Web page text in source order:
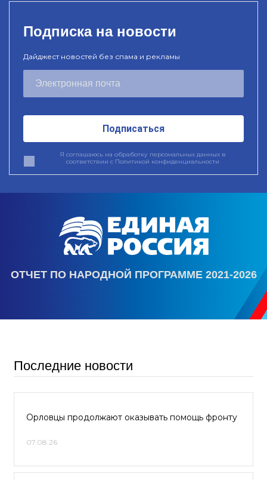
Подписка на новости
Дайджест новостей без спама и рекламы
Подписаться
Я соглашаюсь на обработку персональных данных в
соответствии с Политикой конфиденциальности
ОТЧЕТ ПО НАРОДНОЙ ПРОГРАММЕ 2021-2026
Последние новости
Орловцы продолжают оказывать помощь фронту
07.08.26